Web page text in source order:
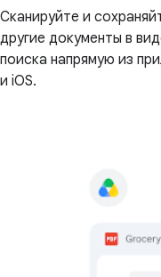
Сканируйте и
другие документы в
поиска напрямую из
и iOS.